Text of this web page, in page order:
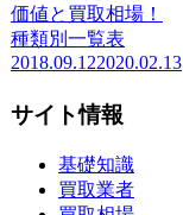
価値と買取相場！
種類別一覧表
2018.09.122020.02.13
サイト情報
基礎知識
買取業者